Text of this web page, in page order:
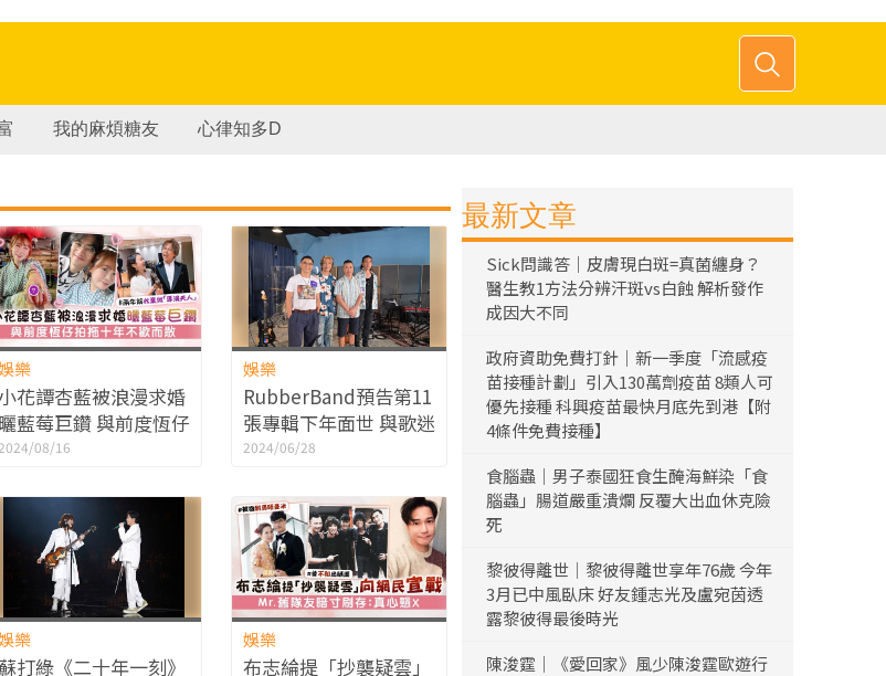
我的麻煩糖友 心律知多D
樂
花譚杏藍被浪漫求婚
曬藍莓巨鑽 與前度恆仔
拖十年不歡而散
2024/08/16
娛樂
RubberBand預告第11
張專輯下年面世 與歌迷
近距離互動 阿正難得調
2024/06/28
樂
蘇打綠《二十年一刻》
娛樂
布志綸提「抄襲疑雲」
最新文章
Sick問識答｜皮膚現白斑=真菌纏身？
醫生教1方法分辨汗斑vs白蝕 解析發作
成因大不同
政府資助免費打針｜新一季度「流感疫
苗接種計劃」引入130萬劑疫苗 8類人可
優先接種 科興疫苗最快月底先到港【附
4條件免費接種】
食腦蟲｜男子泰國狂食生醃海鮮染「食
腦蟲」腸道嚴重潰爛 反覆大出血休克險
死
黎彼得離世｜黎彼得離世享年76歲 今年
3月已中風臥床 好友鍾志光及盧宛茵透
露黎彼得最後時光
陳浚霆｜《愛回家》風少陳浚霆歐遊行